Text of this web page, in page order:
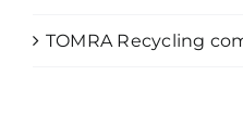
TOMRA Recycling